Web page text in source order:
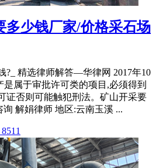
多少钱厂家/价格采石场
?_ 精选律师解答—华律网 2017年10
是属于审批许可类的项目,必须得到
证否则可能触犯刑法。矿山开采要
询 解娟律师 地区:云南玉溪 ...